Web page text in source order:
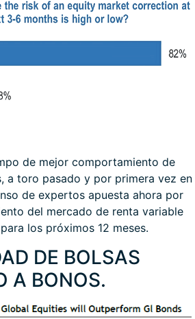
de mejor comportamiento de
a toro pasado y por primera vez en
de expertos apuesta ahora por
del mercado de renta variable
los próximos 12 meses.
DE BOLSAS
A BONOS.